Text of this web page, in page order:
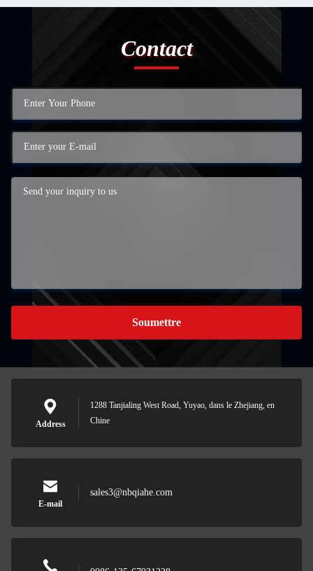
Contact
Soumettre
Address
1288 Tanjialing West Road, Yuyao, dans le Zhejiang, en
Chine
E-mail
sales3@nbqiahe.com